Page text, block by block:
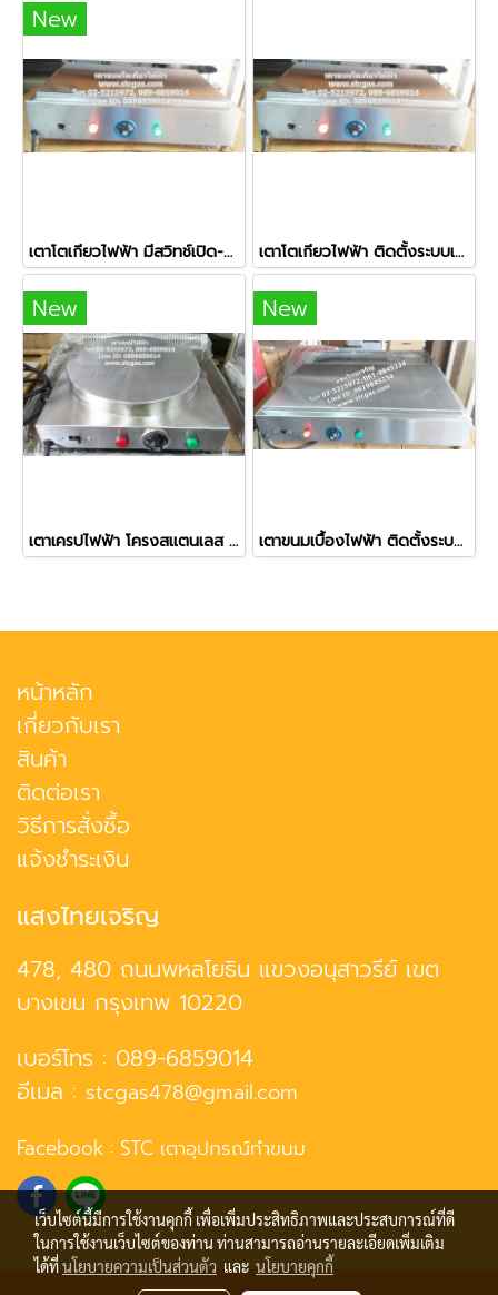
New
เตาโตเกียวไฟฟ้า มีสวิทช์เปิด-ปิด ติดตั้งระบบเบรคเกอร์ ขนาด 12x20 นิ้ว เตาโตเกียวไฟฟ้า ติดตั้งระบบเบรคเกอร์ ขนาด 14x22 นิ้ว
New
เตาเครปไฟฟ้า โครงสแตนเลส มีสวิทช์เปิด-ปิด ติดระบบเบรคเกอร์ ขนาด 14 นิ้ว
New
เตาขนมเบื้องไฟฟ้า ติดตั้งระบบเบรคเกอร์ ขนาด 15x24 นิ้ว
หน้าหลัก
เกี่ยวกับเรา
สินค้า
ติดต่อเรา
วิธีการสั่งซื้อ
แจ้งชำระเงิน
แสงไทยเจริญ
478, 480 ถนนพหลโยธิน แขวงอนุสาวรีย์ เขต
บางเขน กรุงเทพ 10220
เบอร์โทร : 089-6859014
อีเมล : stcgas478@gmail.com
Facebook : STC เตาอุปกรณ์ทำขนม
เว็บไซต์นี้มีการใช้งานคุกกี้ เพื่อเพิ่มประสิทธิภาพและประสบการณ์ที่ดี
ในการใช้งานเว็บไซต์ของท่าน ท่านสามารถอ่านรายละเอียดเพิ่มเติม
ได้ที่นโยบายความเป็นส่วนตัว และ นโยบายคุกกี้